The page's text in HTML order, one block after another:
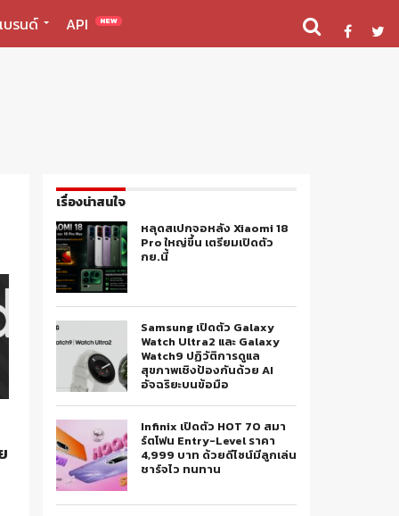
บรนด์ API NEW
เรื่องน่าสนใจ
หลุดสเปกจอหลัง Xiaomi 18
Pro ใหญ่ขึ้น เตรียมเปิดตัว
กย.นี้
Samsung เปิดตัว Galaxy
Watch Ultra2 และ Galaxy
Watch9 ปฏิวัติการดูแล
สุขภาพเชิงป้องกันด้วย AI
อัจฉริยะบนข้อมือ
Infinix เปิดตัว HOT 70 สมา
ร์ตโฟน Entry-Level ราคา
4,999 บาท ด้วยดีไซน์มีลูกเล่น
ชาร์จไว ทนทาน